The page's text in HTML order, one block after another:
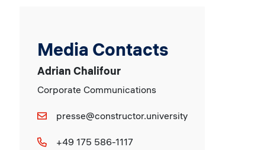
Media Contacts
Adrian Chalifour
Corporate Communications
presse@constructor.university
+49 175 586-1117